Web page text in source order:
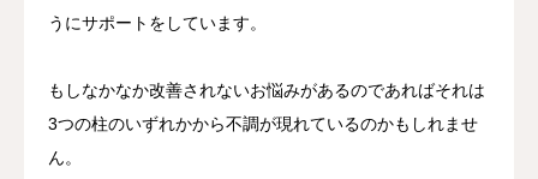
うにサポートをしています。
もしなかなか改善されないお悩みがあるのであればそれは
3つの柱のいずれかから不調が現れているのかもしれませ
ん。